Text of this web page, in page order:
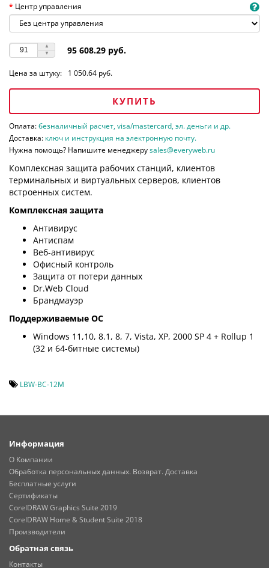
Центр управления
95 608.29 руб.
Цена за штуку: 1 050.64 руб.
КУПИТЬ
Оплата:безналичный расчет, visa/mastercard, эл. деньги и др.
Доставка: ключ и инструкция на электронную почту.
Нужна помощь? Напишите менеджеруsales@everyweb.ru
Комплексная защита рабочих станций, клиентов
терминальных и виртуальных серверов, клиентов
встроенных систем.
Комплексная защита
Антивирус
Антиспам
Веб-антивирус
Офисный контроль
Защита от потери данных
Dr.Web Cloud
Брандмауэр
Поддерживаемые ОС
Windows 11,10, 8.1, 8, 7, Vista, XP, 2000 SP 4 + Rollup 1
(32 и 64-битные системы)
LBW-BC-12M
Информация
О Компании
Обработка персональных данных. Возврат. Доставка
Бесплатные услуги
Сертификаты
CorelDRAW Graphics Suite 2019
CorelDRAW Home & Student Suite 2018
Производители
Обратная связь
Контакты